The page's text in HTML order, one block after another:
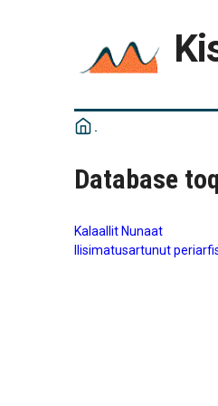
Database
Kalaallit Nunaat
Ilisimatusartunut